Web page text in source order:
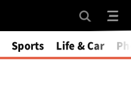
Sports Life & Car